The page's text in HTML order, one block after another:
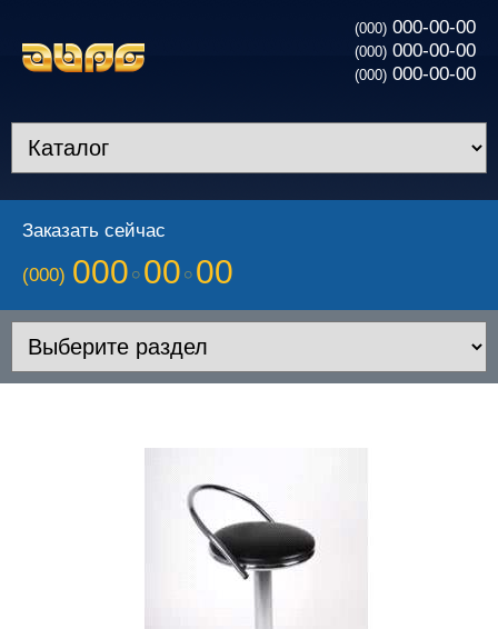
(000) 000-00-00
(000) 000-00-00
(000) 000-00-00
Заказать сейчас
(000) 000 00 00